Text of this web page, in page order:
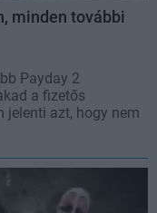
minden további
Payday 2
a fizetős
jelenti azt, hogy nem